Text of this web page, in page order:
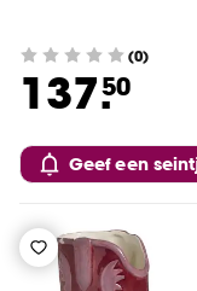
(0)
137.50
Geef een